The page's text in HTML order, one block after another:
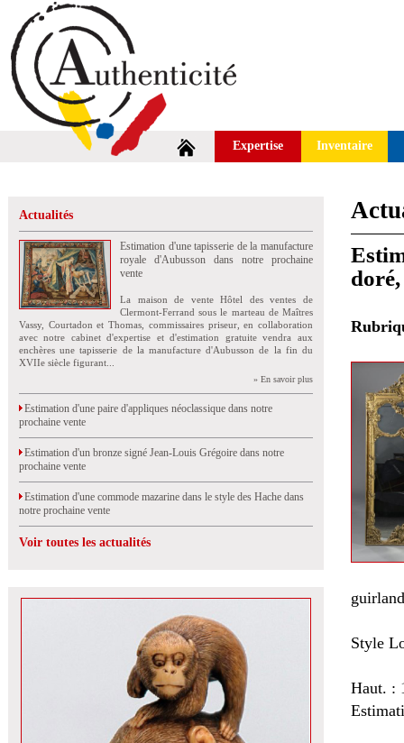
Expertise Inventaire
Actualités
Estimation d'une tapisserie de la manufacture
royale d'Aubusson dans notre prochaine
vente
La maison de vente Hôtel des ventes de
Clermont-Ferrand sous le marteau de Maîtres
Vassy, Courtadon et Thomas, commissaires priseur, en collaboration
avec notre cabinet d'expertise et d'estimation gratuite vendra aux
enchères une tapisserie de la manufacture d'Aubusson de la fin du
XVIIe siècle figurant...
» En savoir plus
Estimation d'une paire d'appliques néoclassique dans notre
prochaine vente
Estimation d'un bronze signé Jean-Louis Grégoire dans notre
prochaine vente
Estimation d'une commode mazarine dans le style des Hache dans
notre prochaine vente
Voir toutes les actualités
Style
Haut. :